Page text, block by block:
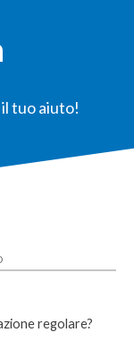
tuo aiuto!
regolare?